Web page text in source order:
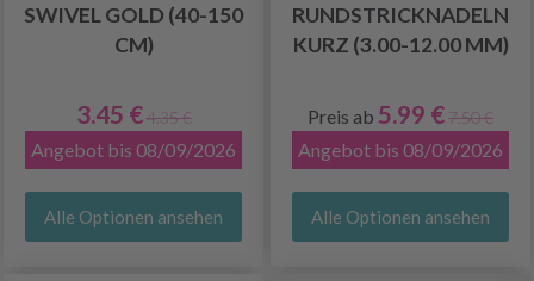
SWIVEL GOLD (40-150
CM)
3.45 € 4.35 €
Angebot bis 08/09/2026
Alle Optionen ansehen
RUNDSTRICKNADELN
KURZ (3.00-12.00 MM)
Preis ab 5.99 €7.50 €
Angebot bis 08/09/2026
Alle Optionen ansehen